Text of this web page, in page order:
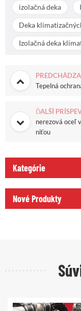
izolačná deka
Deka
Izolačná deka
Tepelná
ĎALŠÍ
nerezová oceľ
niťou
Kategórie
Nové Produkty